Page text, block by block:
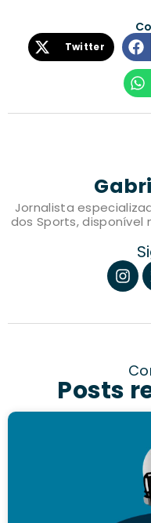
Twitter
Jornalista
dos Sports, disponível
Posts